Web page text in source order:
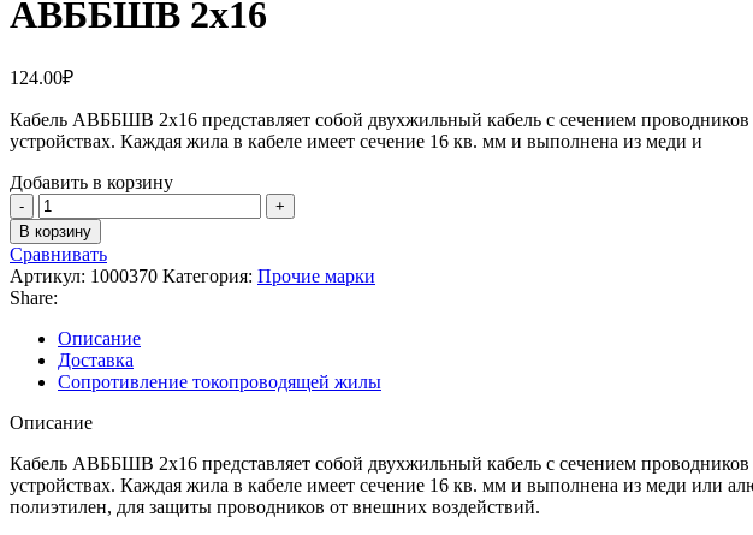
АВББШВ 2х16
124.00₽
Кабель АВББШВ 2х16 представляет собой двухжильный кабель с сечением проводников
устройствах. Каждая жила в кабеле имеет сечение 16 кв. мм и выполнена из меди и
Добавить в корзину
В корзину
Сравнивать
Артикул: 1000370 Категория: Прочие марки
Share:
Описание
Доставка
Сопротивление токопроводящей жилы
Описание
Кабель АВББШВ 2х16 представляет собой двухжильный кабель с сечением проводников
устройствах. Каждая жила в кабеле имеет сечение 16 кв. мм и выполнена из меди или
полиэтилен, для защиты проводников от внешних воздействий.